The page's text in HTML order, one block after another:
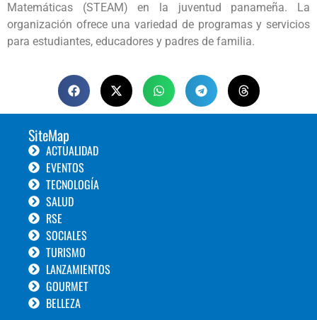
Matemáticas (STEAM) en la juventud panameña. La
organización ofrece una variedad de programas y servicios
para estudiantes, educadores y padres de familia.
SiteMap
ACTUALIDAD
EVENTOS
TECNOLOGÍA
SALUD
RSE
SOCIALES
TURISMO
LANZAMIENTOS
GOURMET
BELLEZA